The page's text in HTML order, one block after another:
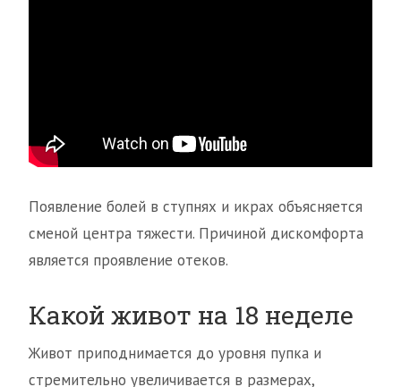
Появление болей в ступнях и икрах объясняется
сменой центра тяжести. Причиной дискомфорта
является проявление отеков.
Какой живот на 18 неделе
Живот приподнимается до уровня пупка и
стремительно увеличивается в размерах,